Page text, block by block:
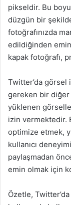
pikseldir. Bu
düzgün bir
fotoğrafınızda
edildiğinden emin
kapak fotoğrafı,
Twitter’da görsel
gereken bir diğer
yüklenen
izin vermektedir.
optimize etmek,
kullanıcı
paylaşmadan
emin olmak için
Özetle,